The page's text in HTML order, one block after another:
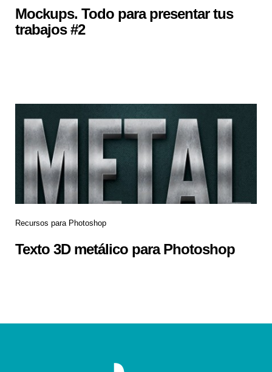
Mockups. Todo para presentar tus
trabajos #2
Recursos para Photoshop
Texto 3D metálico para Photoshop